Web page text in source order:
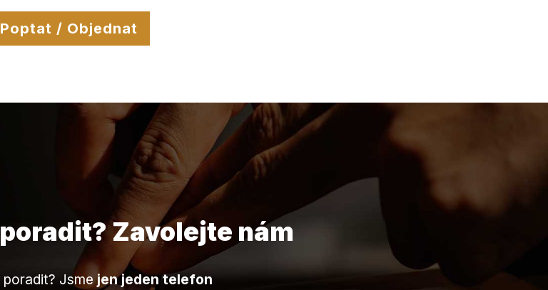
Poptat / Objednat
Zavolejte nám
poradit? Jsmejen jeden telefon